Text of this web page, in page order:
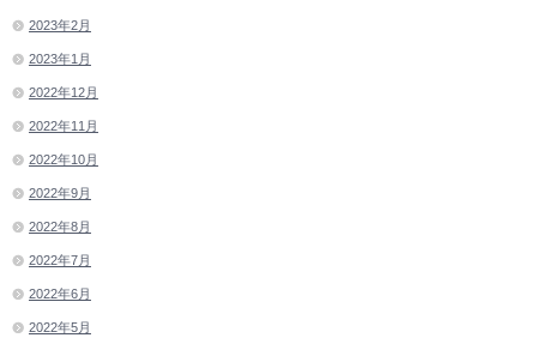
2023年2月
2023年1月
2022年12月
2022年11月
2022年10月
2022年9月
2022年8月
2022年7月
2022年6月
2022年5月